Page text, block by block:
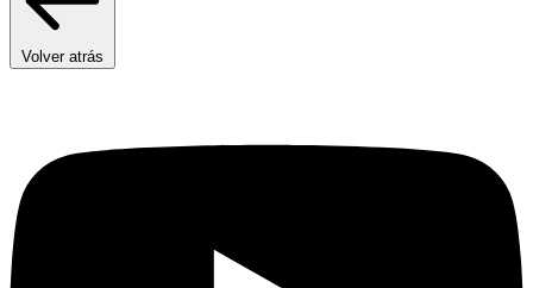
Volver atrás